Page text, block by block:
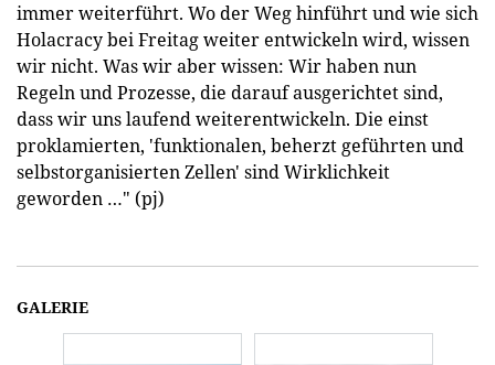
immer weiterführt. Wo der Weg hinführt und wie sich
Holacracy bei Freitag weiter entwickeln wird, wissen
wir nicht. Was wir aber wissen: Wir haben nun
Regeln und Prozesse, die darauf ausgerichtet sind,
dass wir uns laufend weiterentwickeln. Die einst
proklamierten, 'funktionalen, beherzt geführten und
selbstorganisierten Zellen' sind Wirklichkeit
geworden …" (pj)
GALERIE